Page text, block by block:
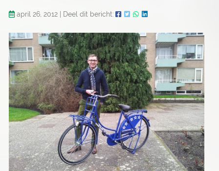
april 26, 2012 Deel dit bericht: